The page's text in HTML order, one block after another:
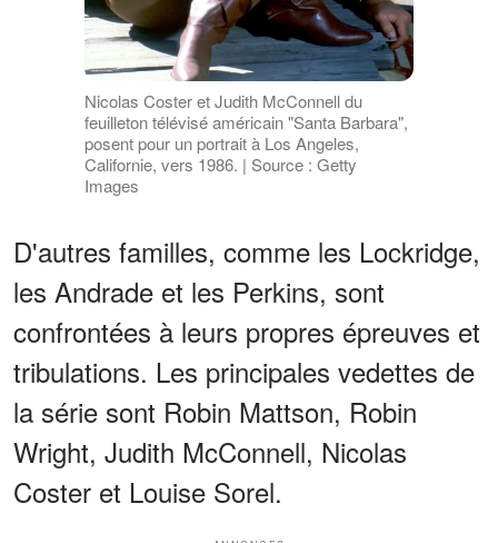
Nicolas Coster et Judith McConnell du
feuilleton télévisé américain "Santa Barbara",
posent pour un portrait à Los Angeles,
Californie, vers 1986. | Source : Getty
Images
D'autres familles, comme les Lockridge,
les Andrade et les Perkins, sont
confrontées à leurs propres épreuves et
tribulations. Les principales vedettes de
la série sont Robin Mattson, Robin
Wright, Judith McConnell, Nicolas
Coster et Louise Sorel.